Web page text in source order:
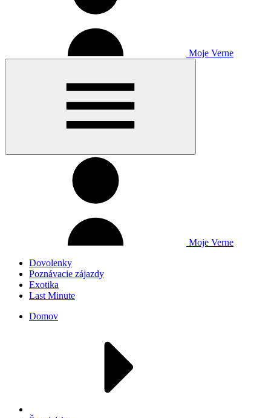
Moje Verne
Moje Verne
Dovolenky
Poznávacie zájazdy
Exotika
Last Minute
Domov